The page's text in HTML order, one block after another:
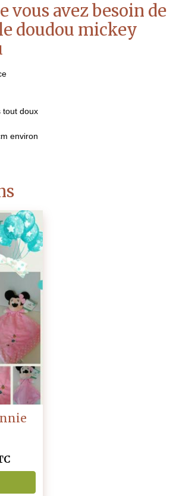
vous avez besoin de
doudou mickey
tout doux
environ